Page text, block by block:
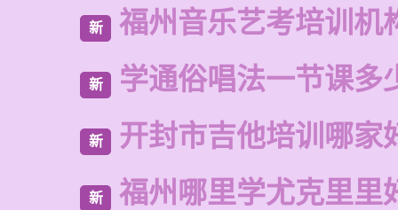
新 福州音乐艺考培训机
新 学通俗唱法一节课多
新 开封市吉他培训哪家
新 福州哪里学尤克里里